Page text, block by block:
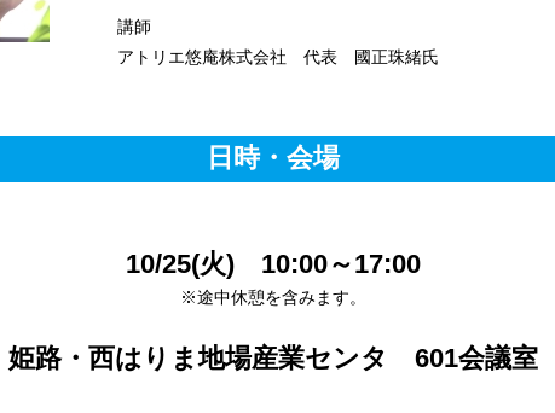
講師
アトリエ悠庵株式会社 代表 國正珠緒氏
日時・会場
10/25(火) 10:00～17:00
※途中休憩を含みます。
姫路・西はりま地場産業センタ 601会議室